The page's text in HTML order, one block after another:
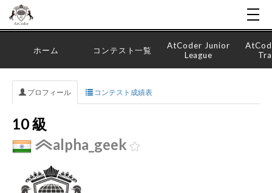
ホーム コンテスト一覧
AtCoder Junior
League
プロフィール コンテスト成績表
10 級
alpha_geek